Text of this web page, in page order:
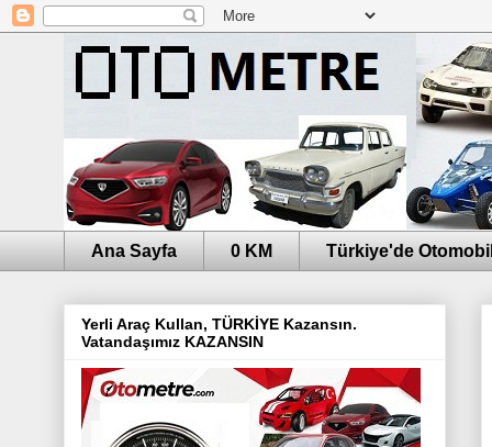
Ana Sayfa 0 KM Türkiye'de
Yerli Araç Kullan, TÜRKİYE Kazansın.
Vatandaşımız KAZANSIN